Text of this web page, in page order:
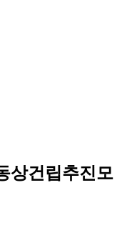
상건립추진모